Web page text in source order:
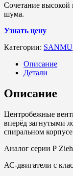
Сочетание высокой
шума.
Узнать цену
Категории: SANMU
Описание
Детали
Описание
Центробежные
вперёд загнутыми
спиральном
Аналог серии P
АС-двигатели с